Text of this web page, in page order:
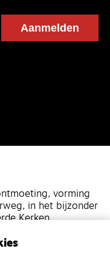
vorming
in het bijzonder
Kerken.